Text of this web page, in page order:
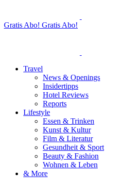
Gratis Abo! Gratis Abo!
Travel
News & Openings
Insidertipps
Hotel Reviews
Reports
Lifestyle
Essen & Trinken
Kunst & Kultur
Film & Literatur
Gesundheit & Sport
Beauty & Fashion
Wohnen & Leben
& More